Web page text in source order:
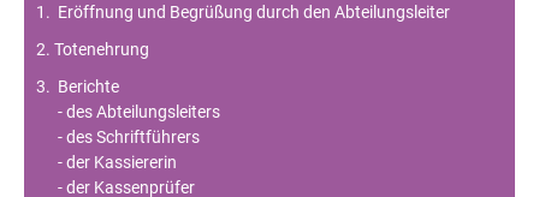
1. Eröffnung und Begrüßung durch den Abteilungsleiter
2. Totenehrung
3. Berichte
- des Abteilungsleiters
- des Schriftführers
- der Kassiererin
- der Kassenprüfer